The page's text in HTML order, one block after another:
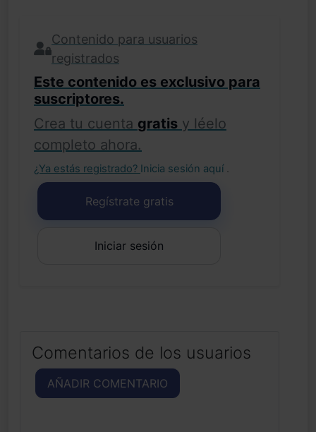
Contenido para usuarios
registrados
Este contenido es exclusivo para
suscriptores.
Crea tu cuenta gratis y léelo
completo ahora.
¿Ya estás registrado? Inicia sesión aquí .
Regístrate gratis
Iniciar sesión
Comentarios de los usuarios
AÑADIR COMENTARIO